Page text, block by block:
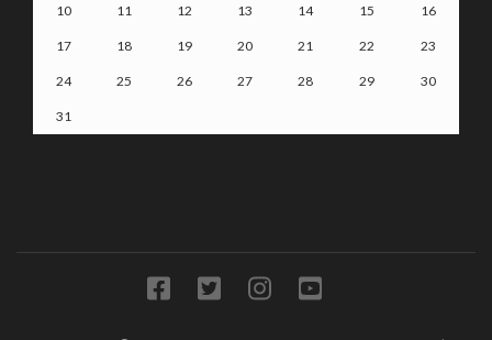
10 11 12 13 14 15 16
17 18 19 20 21 22 23
24 25 26 27 28 29 30
31